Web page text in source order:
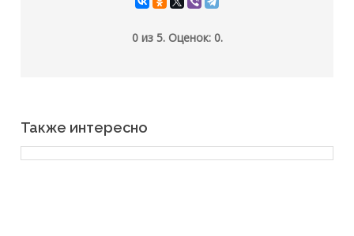
0из 5.Оценок: 0.
Также интересно